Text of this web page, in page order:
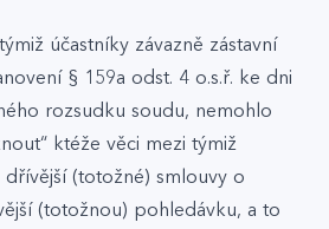
účastníky závazně zástavní
§ 159a odst. 4 o.s.ř. ke dni
rozsudku soudu, nemohlo
ktéže věci mezi týmiž
dřívější (totožné) smlouvy o
(totožnou) pohledávku, a to